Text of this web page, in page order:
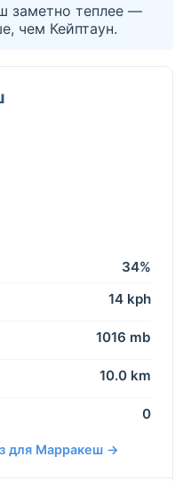
заметно теплее —
чем Кейптаун.
34%
14 kph
1016 mb
10.0 km
0
для Марракеш →